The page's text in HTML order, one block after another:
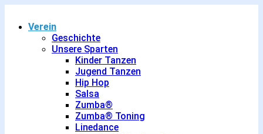
Verein
Geschichte
Unsere Sparten
Kinder Tanzen
Jugend Tanzen
Hip Hop
Salsa
Zumba®
Zumba® Toning
Linedance